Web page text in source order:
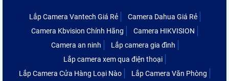
Lắp Camera Vantech Giá Rẻ
Camera Dahua Giá Rẻ
Camera Kbvision Chính Hãng
Camera HIKVISION
Camera an ninh
Lắp camera gia đình
Lắp camera xem qua điện thoại
Lắp Camera Cửa Hàng Loại Nào
Lắp Camera Văn Phòng